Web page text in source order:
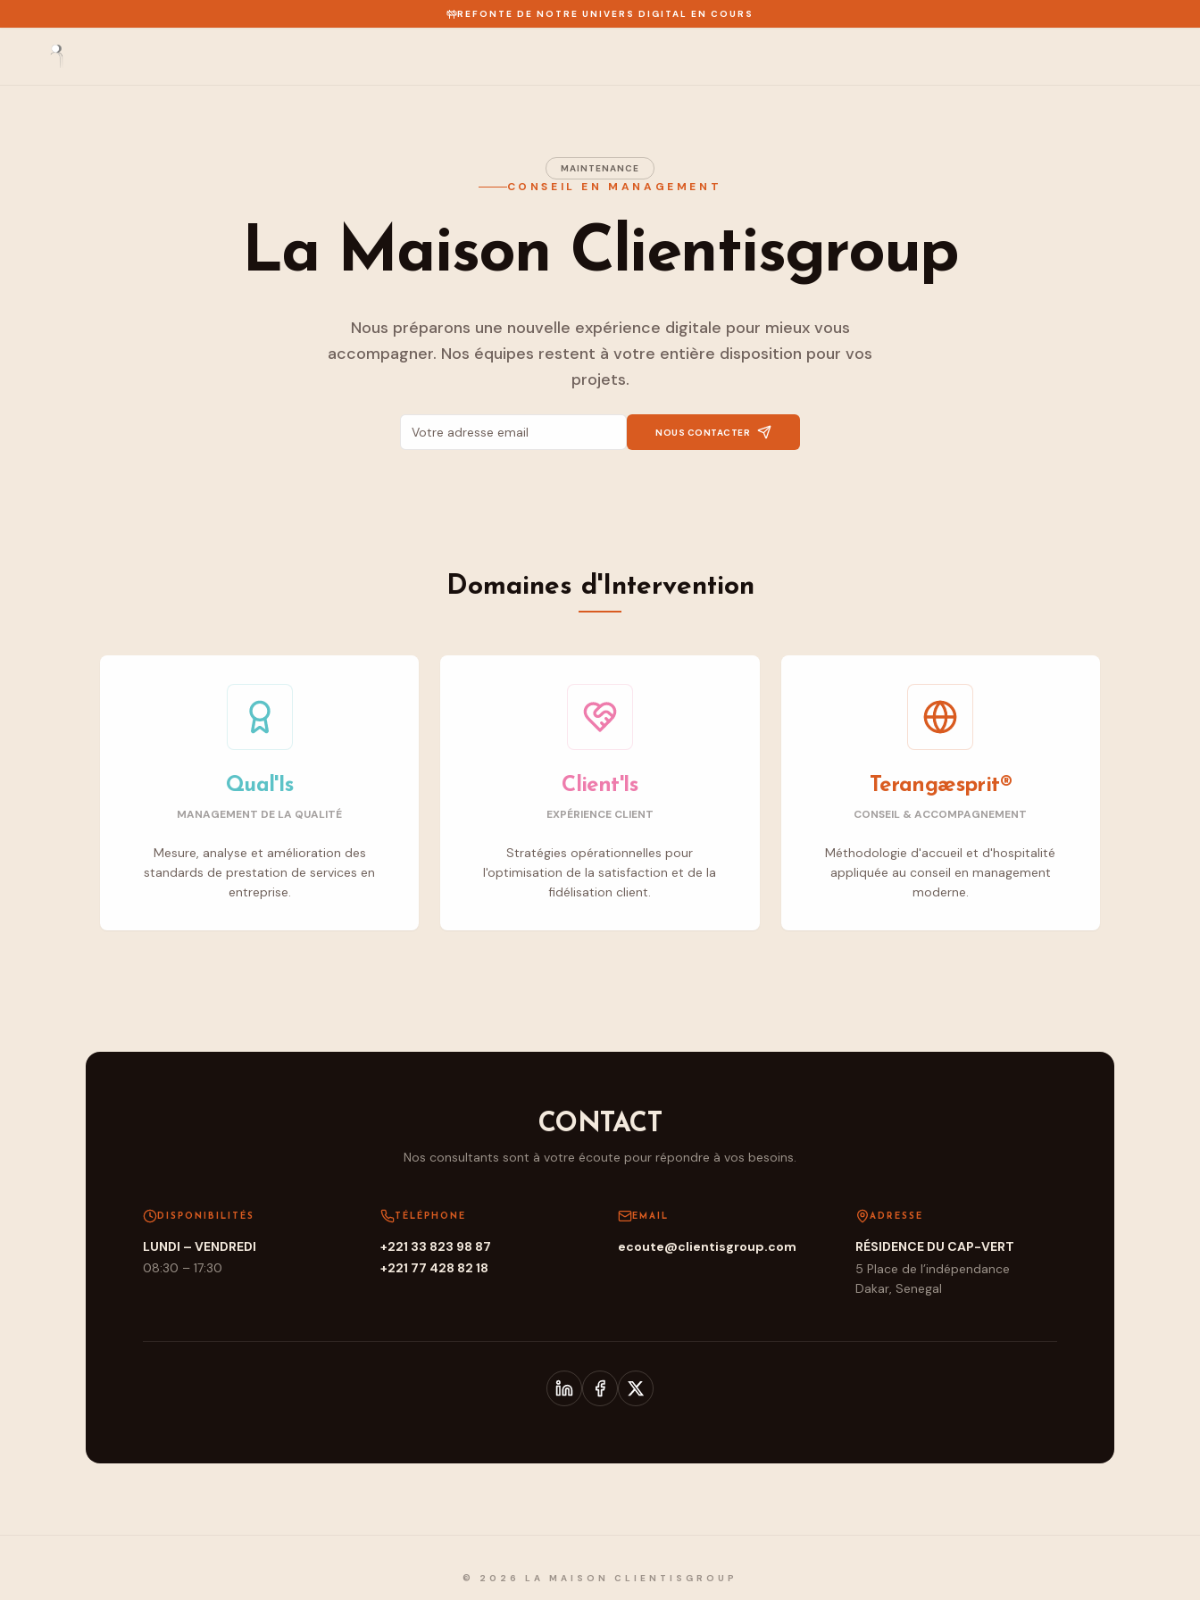
REFONTE DE NOTRE UNIVERS DIGITAL EN COURS
MAINTENANCE
CONSEIL EN MANAGEMENT
La Maison Clientisgroup
Nous préparons une nouvelle expérience digitale pour mieux vous
accompagner. Nos équipes restent à votre entière disposition pour vos
projets.
NOUS CONTACTER
Domaines d'Intervention
Qual'Is
MANAGEMENT DE LA QUALITÉ
Mesure, analyse et amélioration des
standards de prestation de services en
entreprise.
Client'Is
EXPÉRIENCE CLIENT
Stratégies opérationnelles pour
l'optimisation de la satisfaction et de la
fidélisation client.
Terangæsprit®
CONSEIL & ACCOMPAGNEMENT
Méthodologie d'accueil et d'hospitalité
appliquée au conseil en management
moderne.
CONTACT
Nos consultants sont à votre écoute pour répondre à vos besoins.
DISPONIBILITÉS
LUNDI – VENDREDI
08:30 – 17:30
TÉLÉPHONE
+221 33 823 98 87
+221 77 428 82 18
EMAIL
ecoute@clientisgroup.com
ADRESSE
RÉSIDENCE DU CAP-VERT
5 Place de l’indépendance
Dakar, Senegal
© 2026 LA MAISON CLIENTISGROUP